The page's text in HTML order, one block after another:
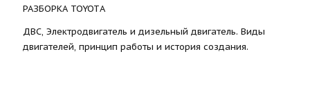
РАЗБОРКА TOYOTА
ДВС, Электродвигатель и дизельный двигатель. Виды
двигателей, принцип работы и история создания.